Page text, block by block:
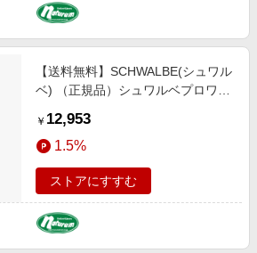
【送料無料】SCHWALBE(シュワル
ベ) （正規品）シュワルベプロワン
グラベル タイヤ ７００ｘ３５Ｃ ブ
ラック（ＥＴＲＴＯ：３５-６２
２） SW-11654637
￥ 12,953
1.5%
ストアにすすむ